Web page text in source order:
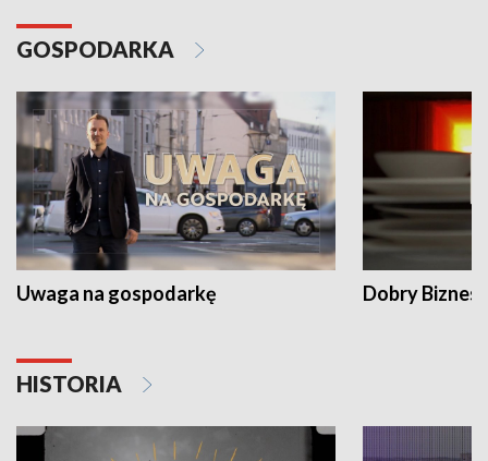
GOSPODARKA
Uwaga na gospodarkę Dobry Biznes
HISTORIA